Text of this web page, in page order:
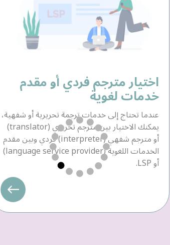
اختيار مترجم فردي أو مقدم
خدمات لغوية
عندما تحتاج إلى خدمات ترجمة تحريرية أو شفهية،
يمكنك الاختيار بين مترجم تحريري (translator)
أو مترجم شفهي (interpreter) فردي وبين مقدم
الخدمات اللغوية (language service provider)
أو LSP.